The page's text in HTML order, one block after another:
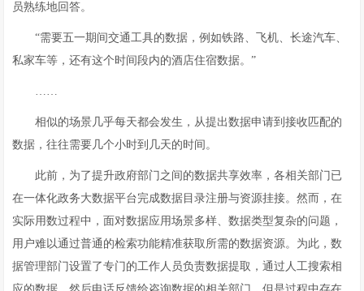
员熟练地回答。
“需要五一期间交通工具的数据，例如铁路、飞机、长途汽车、
私家车等，还有这个时间段内的酒店住宿数据。”
……
相似的场景几乎每天都会发生，从提出数据申请到接收匹配的
数据，往往需要几个小时到几天的时间。
此前，为了提升政府部门之间的数据共享效率，各相关部门已
在一体化政务大数据平台完成数据目录注册与资源挂接。然而，在
实际用数过程中，面对数据应用场景多样、数据类型复杂的问题，
用户难以通过普通的检索功能精准获取所需的数据资源。为此，数
据管理部门设置了专门的工作人员负责数据提取，通过人工搜索相